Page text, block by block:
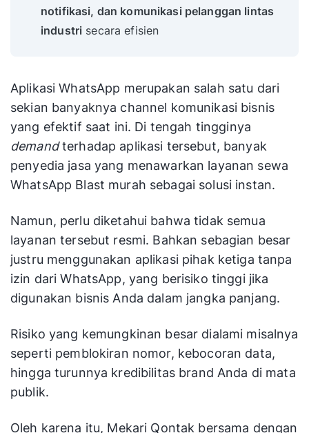
notifikasi, dan komunikasi pelanggan lintas
industri secara efisien
Aplikasi WhatsApp merupakan salah satu dari
sekian banyaknya channel komunikasi bisnis
yang efektif saat ini. Di tengah tingginya
demandterhadap aplikasi tersebut, banyak
penyedia jasa yang menawarkan layanan sewa
WhatsApp Blast murah sebagai solusi instan.
Namun, perlu diketahui bahwa tidak semua
layanan tersebut resmi. Bahkan sebagian besar
justru menggunakan aplikasi pihak ketiga tanpa
izin dari WhatsApp, yang berisiko tinggi jika
digunakan bisnis Anda dalam jangka panjang.
Risiko yang kemungkinan besar dialami misalnya
seperti pemblokiran nomor, kebocoran data,
hingga turunnya kredibilitas brand Anda di mata
publik.
Oleh karena itu, Mekari Qontak bersama dengan